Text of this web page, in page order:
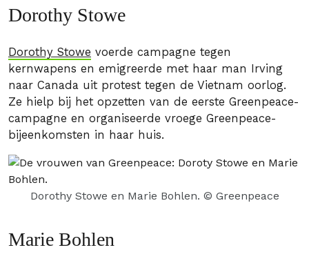
Dorothy Stowe
Dorothy Stowe voerde campagne tegen
kernwapens en emigreerde met haar man Irving
naar Canada uit protest tegen de Vietnam oorlog.
Ze hielp bij het opzetten van de eerste Greenpeace-
campagne en organiseerde vroege Greenpeace-
bijeenkomsten in haar huis.
Dorothy Stowe en Marie Bohlen. © Greenpeace
Marie Bohlen